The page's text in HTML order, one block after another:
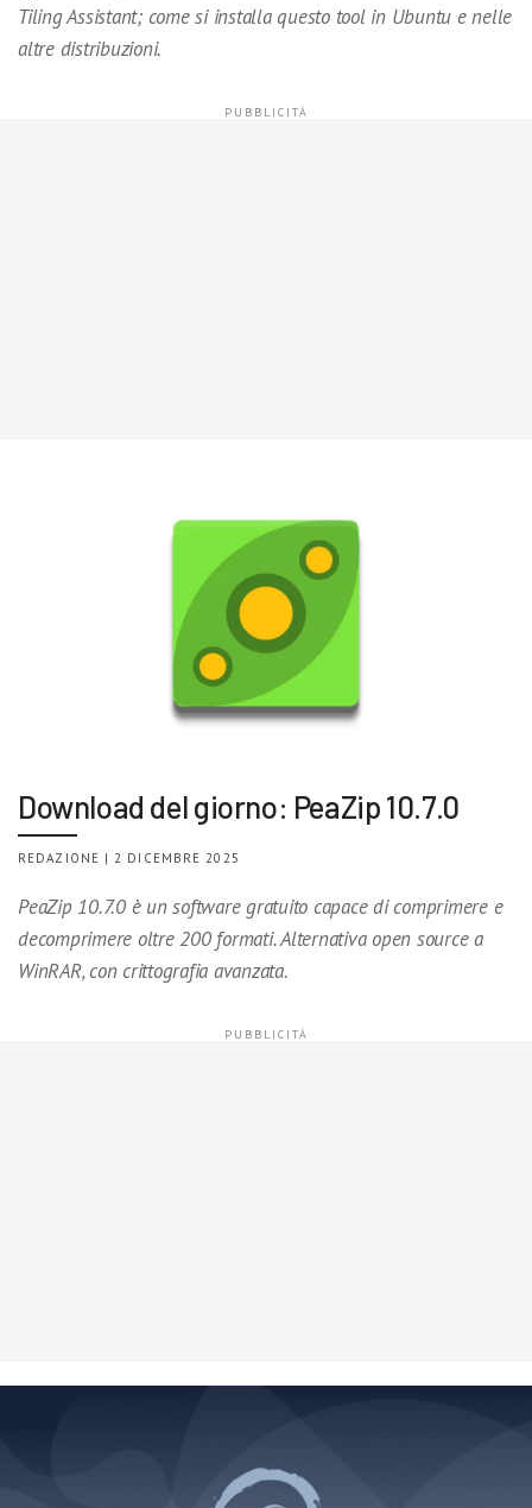
Tiling Assistant; come si installa questo tool in Ubuntu e nelle
altre distribuzioni.
Download del giorno: PeaZip 10.7.0
REDAZIONE | 2 DICEMBRE 2025
PeaZip 10.7.0 è un software gratuito capace di comprimere e
decomprimere oltre 200 formati. Alternativa open source a
WinRAR, con crittografia avanzata.